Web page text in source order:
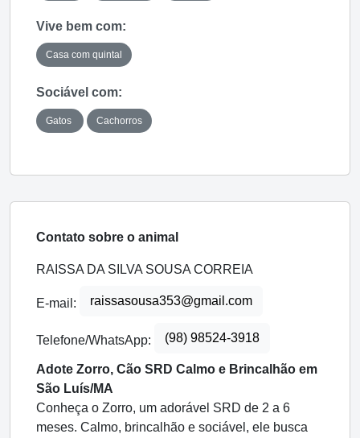
Vive bem com:
Casa com quintal
Sociável com:
Gatos Cachorros
Contato sobre o animal
RAISSA DA SILVA SOUSA CORREIA
E-mail: raissasousa353@gmail.com
Telefone/WhatsApp: (98) 98524-3918
Adote Zorro, Cão SRD Calmo e Brincalhão em
São Luís/MA
Conheça o Zorro, um adorável SRD de 2 a 6
meses. Calmo, brincalhão e sociável, ele busca